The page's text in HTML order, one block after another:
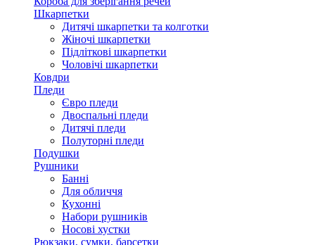
Шкарпетки
Дитячі шкарпетки та колготки
Жіночі шкарпетки
Підліткові шкарпетки
Чоловічі шкарпетки
Ковдри
Пледи
Євро пледи
Двоспальні пледи
Дитячі пледи
Полуторні пледи
Подушки
Рушники
Банні
Для обличчя
Кухонні
Набори рушників
Носові хустки
Рюкзаки, сумки, барсетки